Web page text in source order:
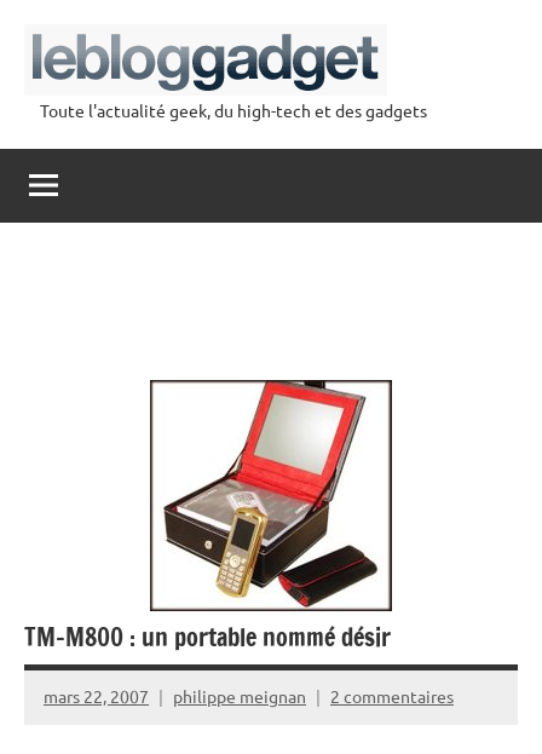
contenu
lebloggadget
Toute l'actualité geek, du high-tech et des gadgets
TM-M800 : un portable nommé désir
mars 22, 2007 philippe meignan 2 commentaires